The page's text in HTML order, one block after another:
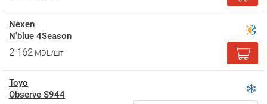
Nexen
N'blue 4Season
2 162 MDL/шт
Toyo
Observe S944